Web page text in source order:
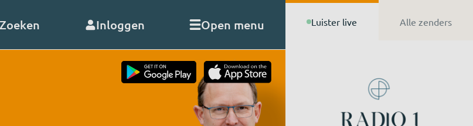
Zoeken Inloggen Open menu
of
Luister live Alle zenders